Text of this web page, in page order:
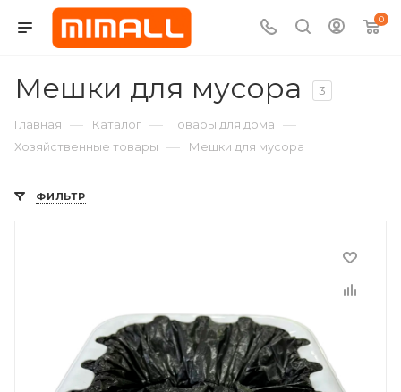
0
Мешки для мусора 3
Главная — Каталог — Товары для дома —
Хозяйственные товары — Мешки для мусора
ФИЛЬТР